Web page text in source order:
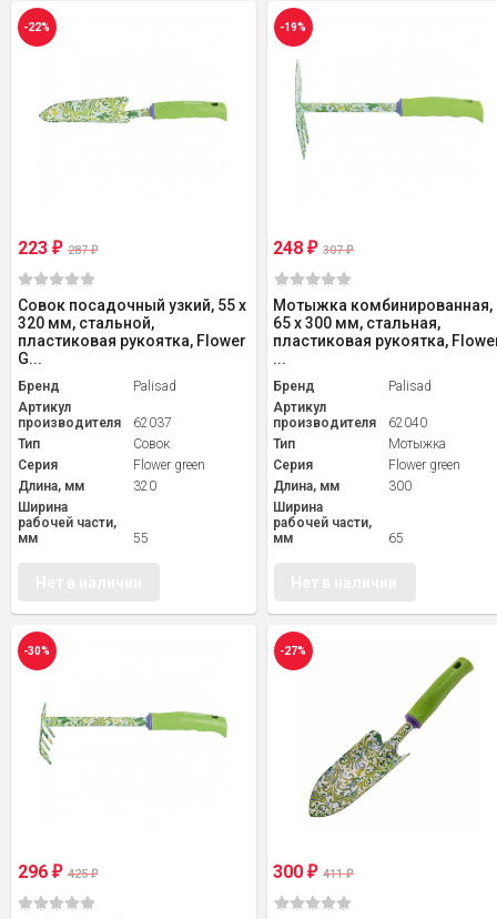
-22%
223 ₽ 287₽
Совок посадочный узкий, 55 х
320 мм, стальной,
пластиковая рукоятка, Flower
G...
Бренд
Palisad
Артикул
производителя
62037
Тип
Совок
Серия
Flower green
Длина, мм
320
Ширина
рабочей части,
мм
55
-19%
248₽ 307₽
Мотыжка комбинированная,
65 х 300 мм, стальная,
пластиковая рукоятка,
...
Бренд
Palisad
Артикул
производителя
62040
Тип
Мотыжка
Серия
Flower green
Длина, мм
300
Ширина
рабочей части,
мм
65
-30%
296 ₽ 425₽
-27%
300₽ 411₽